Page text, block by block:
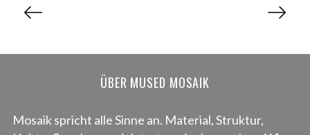
t
u
ÜBER MUSED MOSAIK
Mosaik spricht alle Sinne an. Material, Struktur,